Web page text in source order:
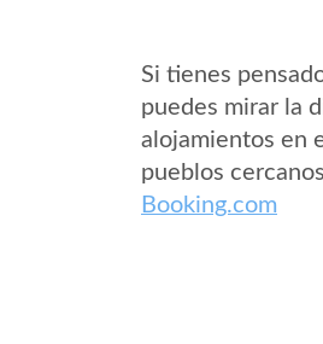
Si tienes
puedes mirar la
alojamientos en
pueblos cercanos
Booking.com